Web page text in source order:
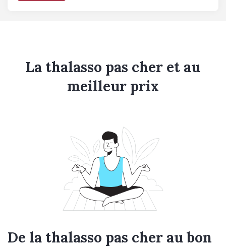
La thalasso pas cher et au
meilleur prix
De la thalasso pas cher au bon